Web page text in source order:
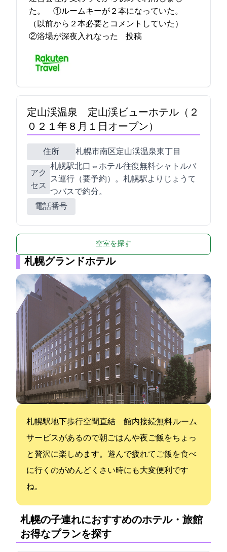
た。 ①ルームキーが２本になっていた。
（以前から２本必要とコメントしていた）
②浴場が深夜入れなった 2021-12-15 10:16:25投稿
定山渓温泉 定山渓ビューホテル（２
０２１年８月１日オープン）
住所 札幌市南区定山渓温泉東2丁目111-3
アク
セス
札幌駅北口⇔ホテル往復無料シャトルバ
ス運行（要予約）。JR札幌駅よりじょうて
つバスで約70分。
電話番号
空室を探す
札幌グランドホテル
札幌駅地下歩行空間直結 館内Wi-Fi接続無料 ルーム
サービスがあるので朝ごはんや夜ご飯をちょっ
と贅沢に楽しめます。遊んで疲れてご飯を食べ
に行くのがめんどくさい時にも大変便利です
ね。
札幌の子連れにおすすめのホテル・旅館:
お得なプランを探す